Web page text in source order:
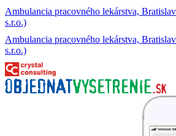
Ambulancia pracovného lekárstva,
s.r.o.)
Ambulancia pracovného lekárstva,
s.r.o.)